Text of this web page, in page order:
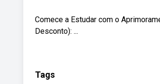
Comece a Estudar com o
Desconto): ...
Tags